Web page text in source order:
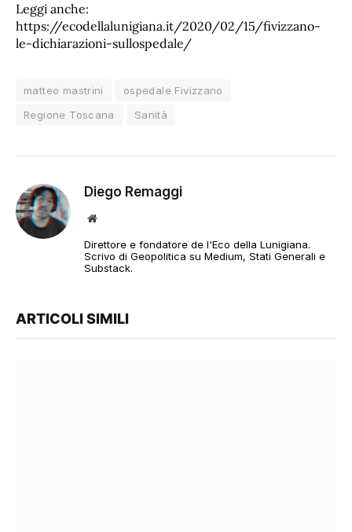
Leggi anche:
https://ecodellalunigiana.it/2020/02/15/fivizzano-
le-dichiarazioni-sullospedale/
matteo mastrini
ospedale Fivizzano
Regione Toscana
Sanità
Diego Remaggi
Sito
Direttore e fondatore de l'Eco della Lunigiana.
Scrivo di Geopolitica su Medium, Stati Generali e
Substack.
ARTICOLI SIMILI